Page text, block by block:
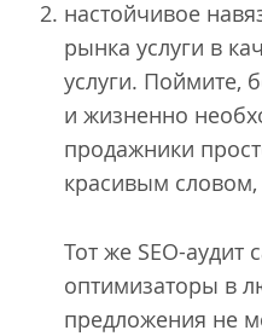
настойчивое
рынка услуги в
услуги. Поймите,
и жизненно
продажники
красивым словом,
Тот же SEO-аудит
оптимизаторы в
предложения не